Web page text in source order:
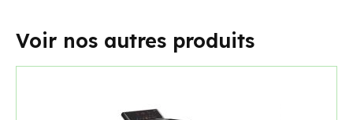
Voir nos autres produits